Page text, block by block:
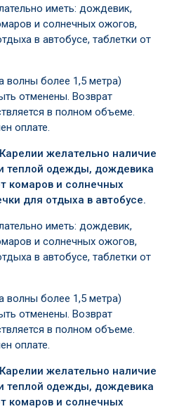
иметь: дождевик,
и солнечных ожогов,
в автобусе, таблетки от
волны более 1,5 метра)
отменены. Возврат
в полном объеме.
оплате.
Карелии желательно наличие
теплой одежды, дождевика
комаров и солнечных
для отдыха в автобусе.
иметь: дождевик,
и солнечных ожогов,
в автобусе, таблетки от
волны более 1,5 метра)
отменены. Возврат
в полном объеме.
оплате.
Карелии желательно наличие
теплой одежды, дождевика
комаров и солнечных